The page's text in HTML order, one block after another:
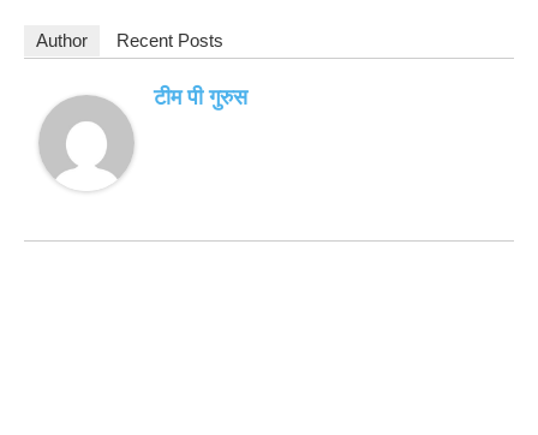
Author Recent Posts
टीम पी गुरुस